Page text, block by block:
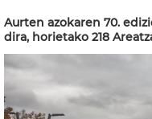
Aurten azokaren 70.
dira, horietako 218